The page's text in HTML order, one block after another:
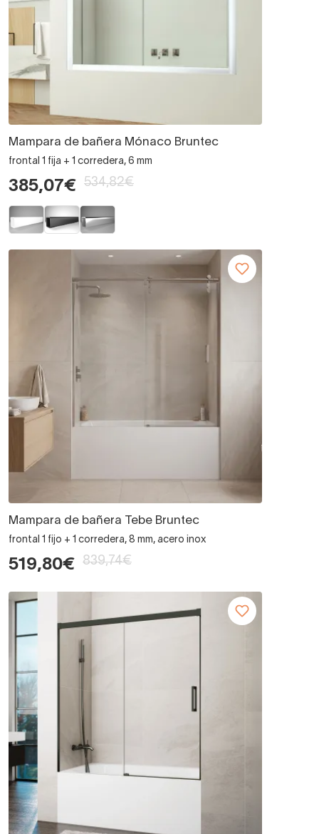
Mampara de bañera Mónaco Bruntec
frontal 1 fija + 1 corredera, 6 mm
385,07€ 534,82€
Mampara de bañera Tebe Bruntec
frontal 1 fijo + 1 corredera, 8 mm, acero inox
519,80€ 839,74€